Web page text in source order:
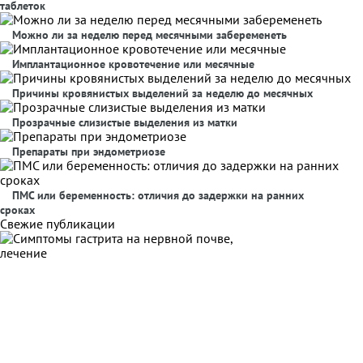
таблеток
Можно ли за неделю перед месячными забеременеть
Имплантационное кровотечение или месячные
Причины кровянистых выделений за неделю до месячных
Прозрачные слизистые выделения из матки
Препараты при эндометриозе
ПМС или беременность: отличия до задержки на ранних
сроках
Свежие публикации